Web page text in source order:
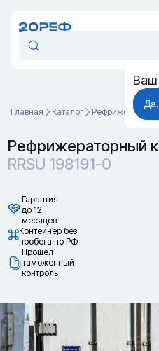
Главная Каталог
Рефрижераторный
RRSU 198191-0
Гарантия
до 12
месяцев
Контейнер без
пробега по РФ
Прошел
таможенный
контроль